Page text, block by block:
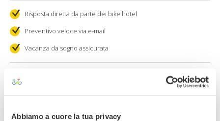
Abbiamo a cuore la tua privacy
Risposta diretta da parte dei bike hotel
Preventivo veloce via e-mail
Vacanza da sogno assicurata